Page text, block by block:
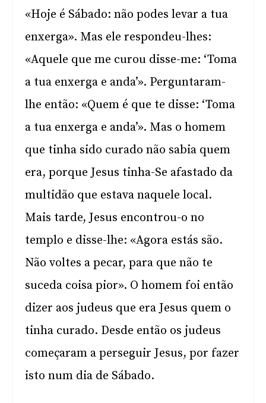
«Hoje é Sábado: não podes levar a tua
enxerga». Mas ele respondeu-lhes:
«Aquele que me curou disse-me: ‘Toma
a tua enxerga e anda’». Perguntaram-
lhe então: «Quem é que te disse: ‘Toma
a tua enxerga e anda’». Mas o homem
que tinha sido curado não sabia quem
era, porque Jesus tinha-Se afastado da
multidão que estava naquele local.
Mais tarde, Jesus encontrou-o no
templo e disse-lhe: «Agora estás são.
Não voltes a pecar, para que não te
suceda coisa pior». O homem foi então
dizer aos judeus que era Jesus quem o
tinha curado. Desde então os judeus
começaram a perseguir Jesus, por fazer
isto num dia de Sábado.